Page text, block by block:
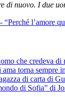
di nuovo. I due
l’amore
che credeva
torna sempre
di carta di
di Sofia” di